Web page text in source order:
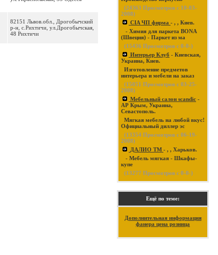
82151 Львов.обл., Дрогобычский
р-н, с.Рихтичи, ул.Дрогобычская,
48 Рихтичи
(24363 Просмотров с 10-03-
2008)
CIA ЧП фирма - , , Киев.
- Химия для паркета BONA
(Швеция) - Паркет из ма
(15436 Просмотров с 0-0-)
Интерьер Клуб - Киевская,
Украина, Киев.
Изготовление предметов
интерьера и мебели на заказ
(15051 Просмотров с 03-25-
2008)
Мебельный салон scandic -
АР Крым, Украина,
Севастополь.
Мягкая мебель на любой вкус!
Официальный диллер эс
(13354 Просмотров с 06-19-
2008)
ДАЛИО ТМ - , , Харьков.
- Мебель мягкая - Шкафы-
купе
(13277 Просмотров с 0-0-)
Ещё по теме:
Дополнительная информация
фанера цена розница